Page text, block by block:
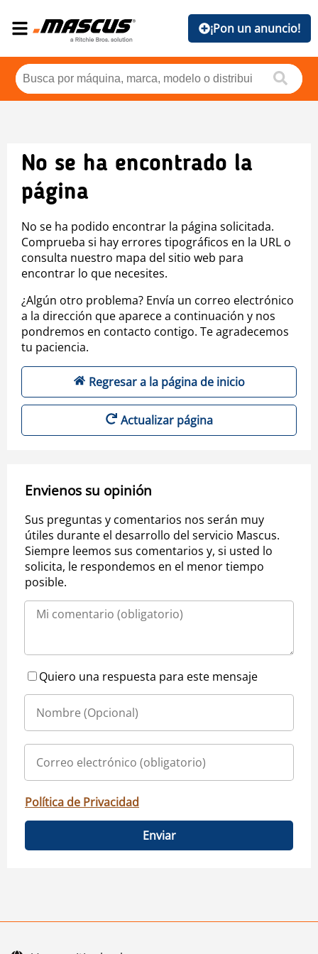
¡Pon un anuncio!
No se ha encontrado la
página
No se ha podido encontrar la página solicitada.
Comprueba si hay errores tipográficos en la URL o
consulta nuestro mapa del sitio web para
encontrar lo que necesites.
¿Algún otro problema? Envía un correo electrónico
a la dirección que aparece a continuación y nos
pondremos en contacto contigo. Te agradecemos
tu paciencia.
Regresar a la página de inicio
Actualizar página
Envienos su opinión
Sus preguntas y comentarios nos serán muy
útiles durante el desarrollo del servicio Mascus.
Siempre leemos sus comentarios y, si usted lo
solicita, le respondemos en el menor tiempo
posible.
Quiero una respuesta para este mensaje
Política de Privacidad
Enviar